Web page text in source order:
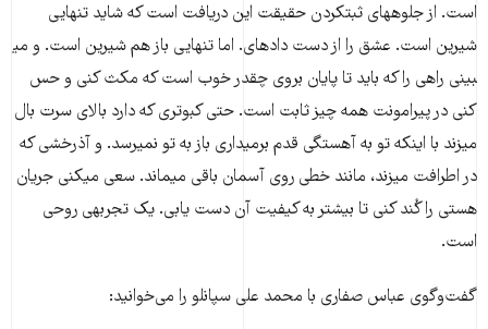
است. از جلوه​های ثبت​کردن حقیقت این دریافت است که شاید تنهایی
شیرین است. عشق را از دست داده​ای. اما تنهایی باز هم شیرین است. و می​
بینی راهی را که باید تا پایان بروی چقدر خوب است که مکث کنی و حس
کنی در پیرامونت همه چیز ثابت است. حتی کبوتری که دارد بالای سرت بال
می​زند با اینکه تو به آهستگی قدم برمی​داری باز به تو نمی​رسد. و آذرخشی که
در اطرافت می​زند، مانند خطی روی آسمان باقی می​ماند. سعی می​کنی جریان
هستی را کُند کنی تا بیشتر به کیفیت آن دست یابی. یک تجربه​ی روحی
است.
گفت‌و‌گوی عباس صفاری با محمد علی سپانلو را می‌خوانید: